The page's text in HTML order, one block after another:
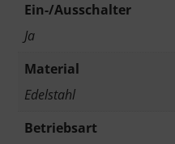
Ein-/Ausschalter
Ja
Material
Edelstahl
Betriebsart